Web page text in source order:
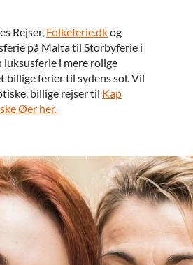
Rejser, Folkeferie.dkog
på Malta til Storbyferie i
i mere rolige
billige ferier til sydens sol. Vil
billige rejser til Kap
Øer her.